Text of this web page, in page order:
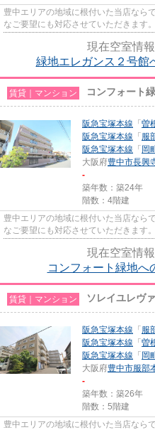
豊中エリアの地域に根付いた当店なら
なご要望にも対応させていただきます
現在空室情
緑地エレガンス２号館
賃貸｜マンション コンフォート
阪急宝塚本線 「 曽
阪急宝塚本線 「 服
阪急宝塚本線 「 岡
大阪府豊中市長興
-
築年数：築24年
階数：4階建
豊中エリアの地域に根付いた当店なら
なご要望にも対応させていただきます
現在空室情
コンフォート緑地へ
賃貸｜マンション ソレイユレヴ
阪急宝塚本線 「 服
阪急宝塚本線 「 曽
阪急宝塚本線 「 岡
大阪府豊中市服部
-
築年数：築26年
階数：5階建
豊中エリアの地域に根付いた当店なら